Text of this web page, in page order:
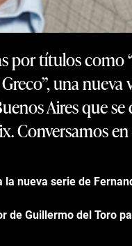
por títulos como
una nueva
Aires que se
Conversamos
la nueva serie de
de Guillermo del Toro